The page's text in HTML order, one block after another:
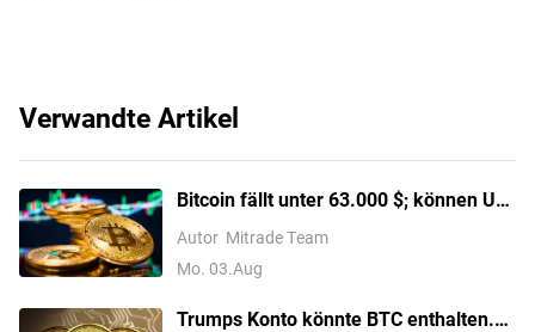
Verwandte Artikel
Bitcoin fällt unter 63.000 $; können US-
Iran-Verhandlungen den Abwärtstrend
Autor Mitrade Team
Mo. 03.Aug
Trumps Konto könnte BTC enthalten.